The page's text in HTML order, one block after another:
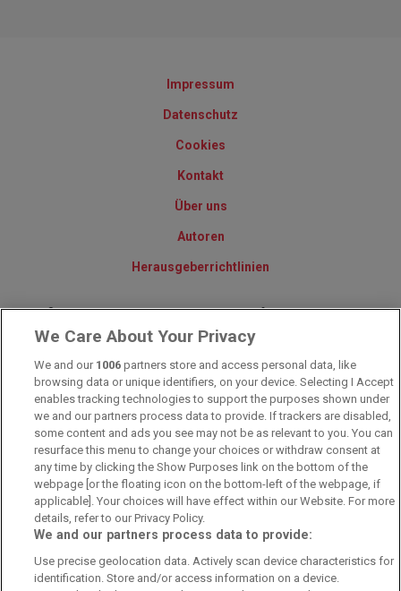
Impressum
Datenschutz
Cookies
Kontakt
Über uns
Autoren
Herausgeberrichtlinien
© 2010-2025 - Sportwettentest.net - Der große Sportwettentest
Sportwetten Angebote sind nur für Volljährige verfügbar. Es gelten
immer die AGB auf den jeweiligen Webseiten der Buchmacher.
Wetten kann Spaß, aber auch süchtig machen!
Suchtrisiken, Glücksspiel kann süchtig machen - Hilfe finden Sie auf
buwei.de
We Care About Your Privacy
We and our 1006 partners store and access personal data, like
browsing data or unique identifiers, on your device. Selecting I Accept
enables tracking technologies to support the purposes shown under
we and our partners process data to provide. If trackers are disabled,
some content and ads you see may not be as relevant to you. You can
resurface this menu to change your choices or withdraw consent at
any time by clicking the Show Purposes link on the bottom of the
webpage [or the floating icon on the bottom-left of the webpage, if
applicable]. Your choices will have effect within our Website. For more
details, refer to our Privacy Policy.
We and our partners process data to provide:
Use precise geolocation data. Actively scan device characteristics for
identification. Store and/or access information on a device.